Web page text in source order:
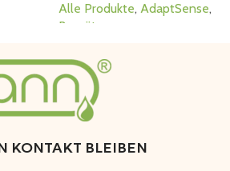
Alle Produkte, AdaptSense,
Bausätze
In Den Warenkorb
KONTAKT BLEIBEN